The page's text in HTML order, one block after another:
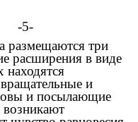
размещаются три
расширения в виде
и
и посылающие
возникают